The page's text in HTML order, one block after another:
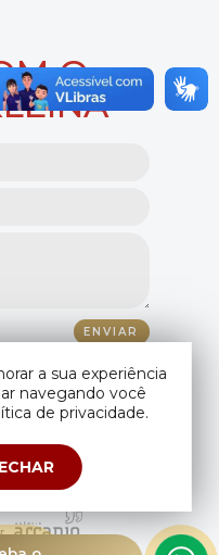
a sua experiência
navegando você
de privacidade.
O
direitos reservados.
termos de uso